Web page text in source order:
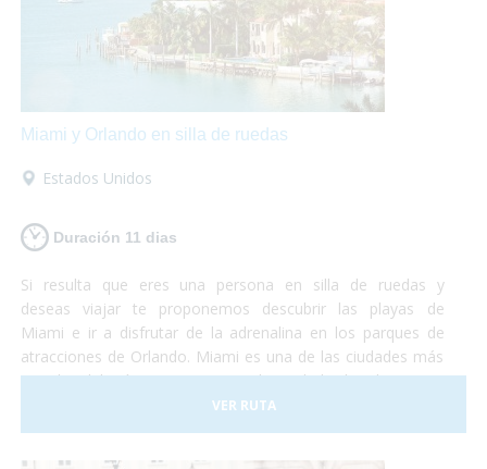
Miami y Orlando en silla de ruedas
Estados Unidos
Duración 11 dias
Si resulta que eres una persona en silla de ruedas y
deseas viajar te proponemos descubrir las playas de
Miami e ir a disfrutar de la adrenalina en los parques de
atracciones de Orlando. Miami es una de las ciudades más
grandes del país y con una gran diversidad cultural. Se trata
de un lugar de gran influencia caribeña y hermosas
playas mezclado con grandes edificios y gran lujo. En este
VER RUTA